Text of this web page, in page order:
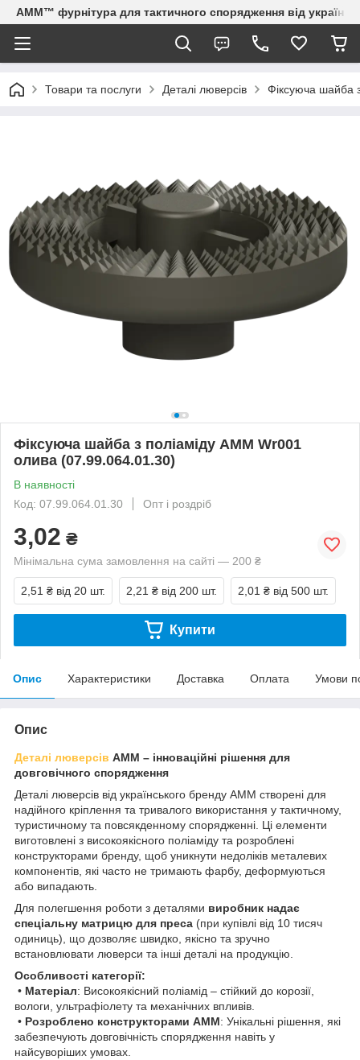
AMM™ фурнітура для тактичного спорядження від
Товари та послуги Деталі люверсів Фіксуюча шайба
Фіксуюча шайба з поліаміду AMM Wr001
олива (07.99.064.01.30)
В наявності
Код: 07.99.064.01.30
Опт і роздріб
3,02 ₴
Мінімальна сума замовлення на сайті — 200 ₴
2,51 ₴ від 20 шт. 2,21 ₴ від 200 шт. 2,01 ₴ від 500 шт.
Купити
Опис Характеристики Доставка Оплата Умови
Опис
Деталі люверсів AMM – інноваційні рішення для
довговічного спорядження
Деталі люверсів від українського бренду AMM створені для
надійного кріплення та тривалого використання у тактичному,
туристичному та повсякденному спорядженні. Ці елементи
виготовлені з високоякісного поліаміду та розроблені
конструкторами бренду, щоб уникнути недоліків металевих
компонентів, які часто не тримають фарбу, деформуються
або випадають.
Для полегшення роботи з деталями виробник надає
спеціальну матрицю для преса (при купівлі від 10 тисяч
одиниць), що дозволяє швидко, якісно та зручно
встановлювати люверси та інші деталі на продукцію.
Особливості категорії:
• Матеріал: Високоякісний поліамід – стійкий до корозії,
вологи, ультрафіолету та механічних впливів.
• Розроблено конструкторами AMM: Унікальні рішення, які
забезпечують довговічність спорядження навіть у
найсуворіших умовах.